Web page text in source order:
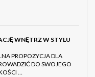
WNĘTRZ W STYLU
PROPOZYCJA DLA
DO SWOJEGO
…